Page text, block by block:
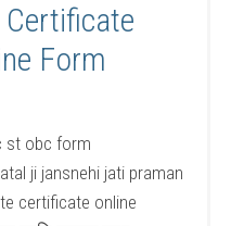
Form
st obc form
ji jansnehi jati praman
certificate online